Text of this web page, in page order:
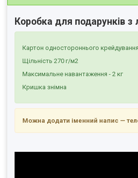
Коробка для подарунків з
Картон одностороннього
Щільність 270 г/м2
Максимальне навантаження - 2 кг
Кришка знімна
Можна додати іменний напис —